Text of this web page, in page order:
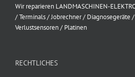
Wir reparieren LANDMASCHINEN-
/ Terminals / Jobrechner / Diagnosegeräte
Verlustsensoren / Platinen
RECHTLICHES